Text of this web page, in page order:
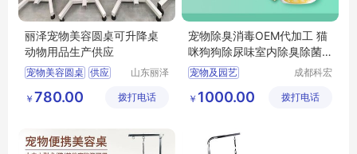
丽泽宠物美容圆桌可升降桌
动物用品生产供应
宠物美容圆桌 供应
狗狗清洁美容工具
山东丽泽
有限公司
￥ 780.00 拨打电话
宠物除臭消毒OEM代加工 猫
咪狗狗除尿味室内除臭除菌
品牌定制
宠物及园艺
空气清新
成都科宏
限责任公
￥ 1000.00 拨打电话